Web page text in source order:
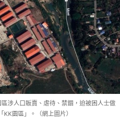
涉人口販賣、虐待、禁錮，迫被困人士做
園區」。（網上圖片）